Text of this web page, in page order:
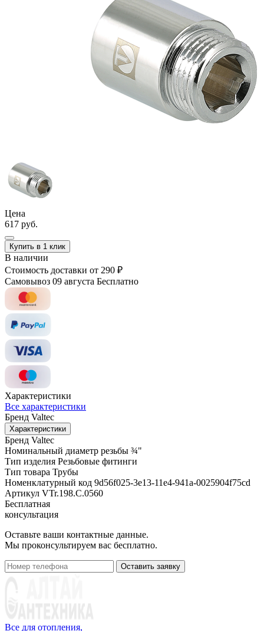
Цена
617 руб.
Купить в 1 клик
В наличии
Стоимость доставки от 290 ₽
Самовывоз 09 августа Бесплатно
Характеристики
Все характеристики
Бренд Valtec
Характеристики
Бренд Valtec
Номинальный диаметр резьбы ¾"
Тип изделия Резьбовые фитинги
Тип товара Трубы
Номенклатурный код 9d56f025-3e13-11e4-941a-0025904f75cd
Артикул VTr.198.C.0560
Бесплатная
консультация
Оставьте ваши контактные данные.
Мы проконсультируем вас бесплатно.
Оставить заявку
Все для отопления,